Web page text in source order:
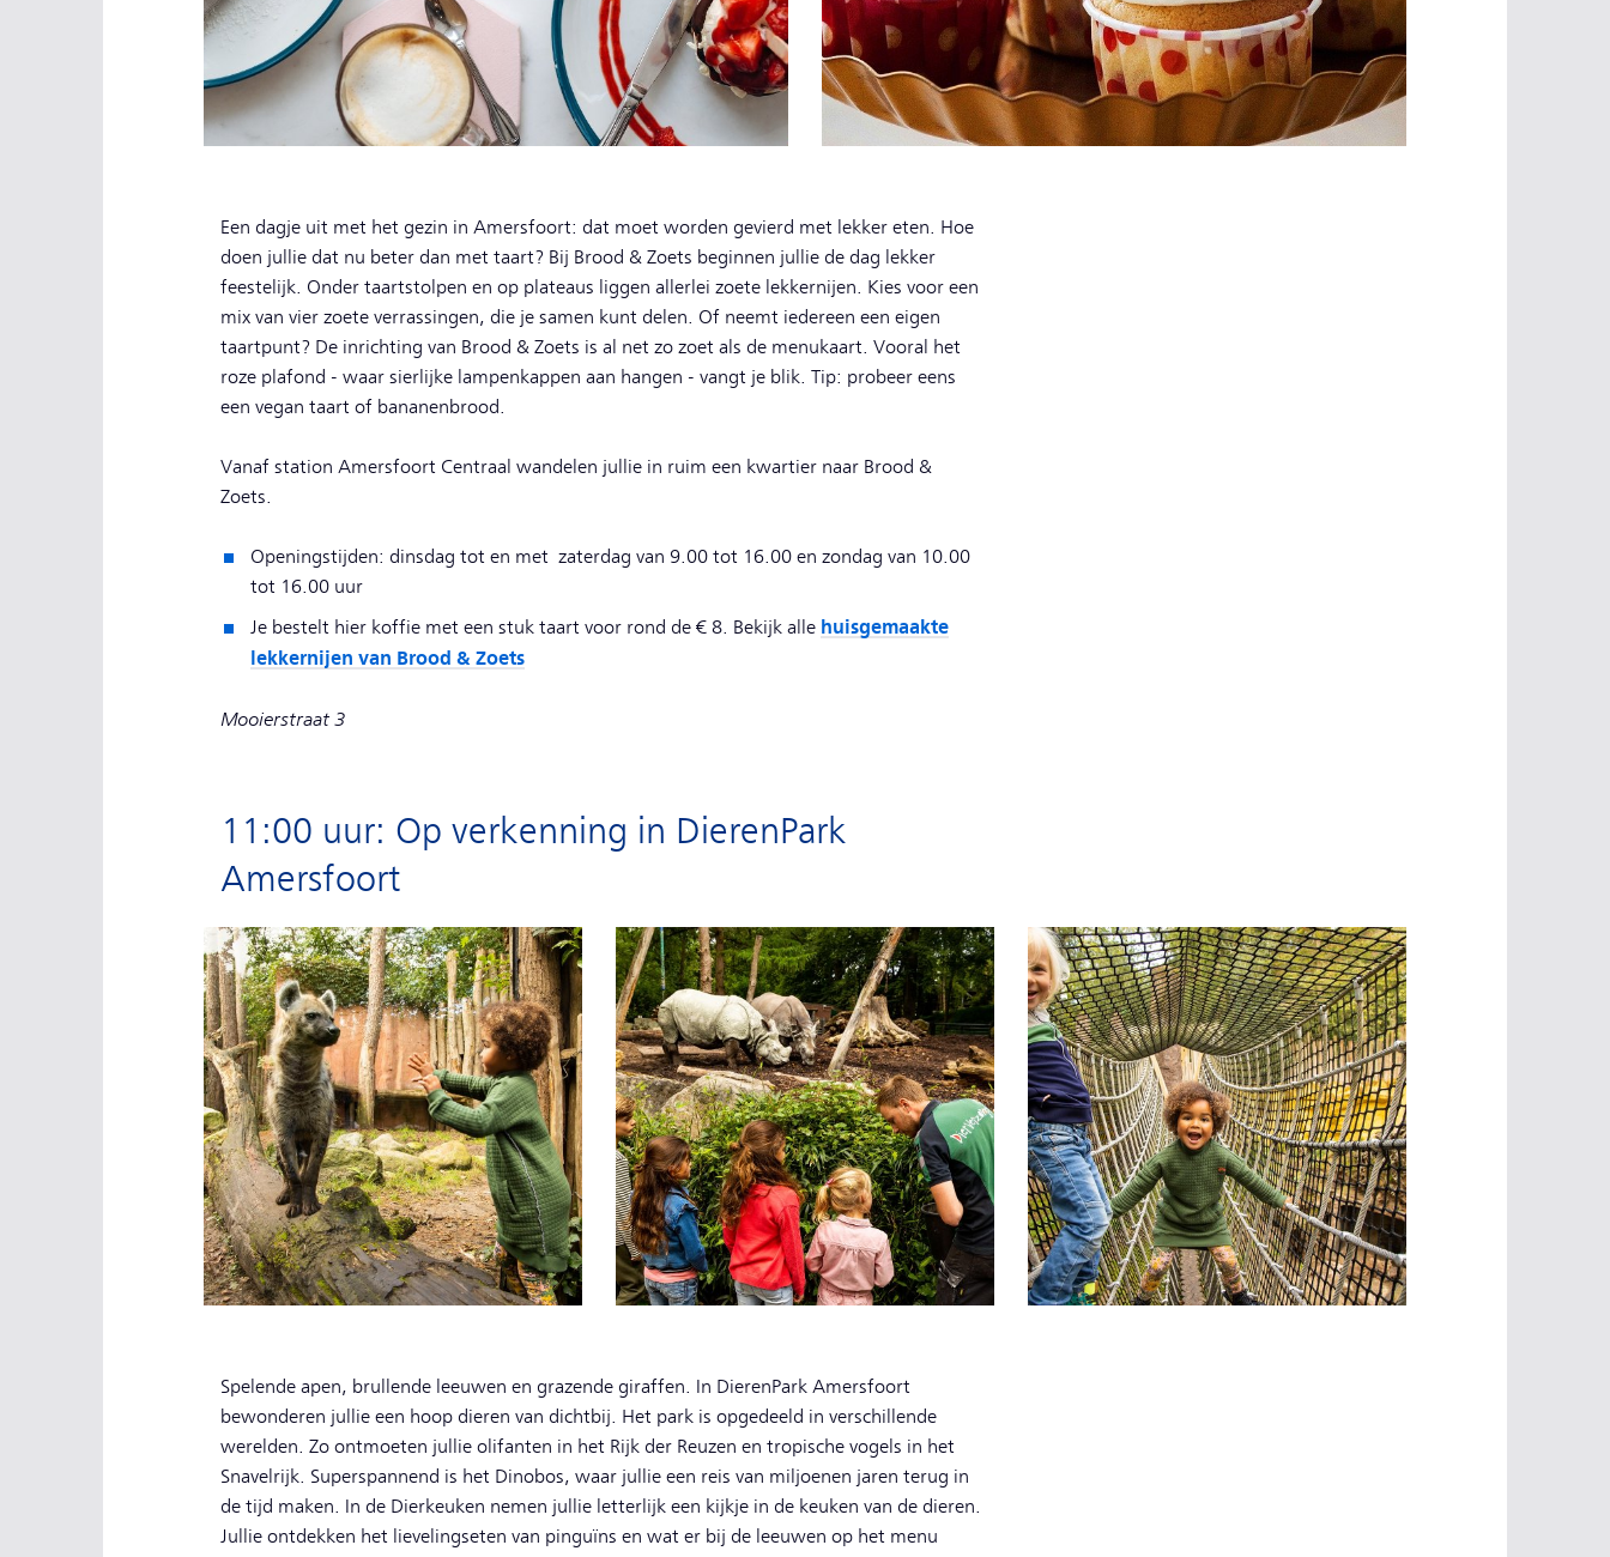
Een dagje uit met het gezin in Amersfoort: dat moet worden gevierd met lekker eten. Hoe
doen jullie dat nu beter dan met taart? Bij Brood & Zoets beginnen jullie de dag lekker
feestelijk. Onder taartstolpen en op plateaus liggen allerlei zoete lekkernijen. Kies voor een
mix van vier zoete verrassingen, die je samen kunt delen. Of neemt iedereen een eigen
taartpunt? De inrichting van Brood & Zoets is al net zo zoet als de menukaart. Vooral het
roze plafond - waar sierlijke lampenkappen aan hangen - vangt je blik. Tip: probeer eens
een vegan taart of bananenbrood.
Vanaf station Amersfoort Centraal wandelen jullie in ruim een kwartier naar Brood &
Zoets.
Openingstijden: dinsdag tot en met zaterdag van 9.00 tot 16.00 en zondag van 10.00
tot 16.00 uur
Je bestelt hier koffie met een stuk taart voor rond de € 8. Bekijk alle huisgemaakte
lekkernijen van Brood & Zoets
Mooierstraat 3
11:00 uur: Op verkenning in DierenPark
Amersfoort
Spelende apen, brullende leeuwen en grazende giraffen. In DierenPark Amersfoort
bewonderen jullie een hoop dieren van dichtbij. Het park is opgedeeld in verschillende
werelden. Zo ontmoeten jullie olifanten in het Rijk der Reuzen en tropische vogels in het
Snavelrijk. Superspannend is het Dinobos, waar jullie een reis van miljoenen jaren terug in
de tijd maken. In de Dierkeuken nemen jullie letterlijk een kijkje in de keuken van de dieren.
Jullie ontdekken het lievelingseten van pinguïns en wat er bij de leeuwen op het menu